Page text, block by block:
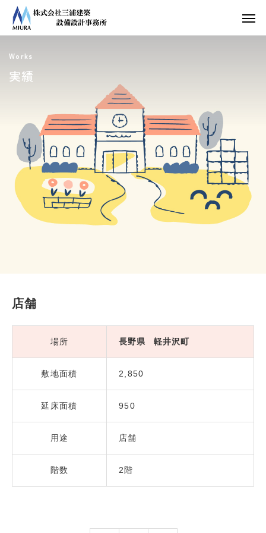
Works
実績
店舗
場所 長野県 軽井沢町
敷地面積 2,850
延床面積 950
用途 店舗
階数 2階